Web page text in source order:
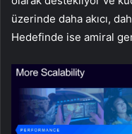
üzerinde daha akıcı,
Hedefinde ise amiral